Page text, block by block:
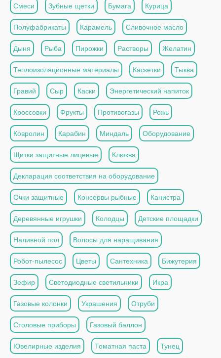
Смеси Зубные щетки Бумага Курица
Полуфабрикаты Карамель Сливочное масло
Дыня Рыба Пирожки Растворы Желатин
Теплоизоляционные материалы Каскетки Тыква
Гравий Сыр Каски Энергетический напиток
Кроссовки Фрукты Противогазы Рожь
Ковролин Карабин Миндаль Оборудование
Щитки защитные лицевые Клюква
Декларация соответствия на оборудование
Очки защитные Консервы рыбные Канистра
Деревянные игрушки Колодцы Детские площадки
Наливной пол Волосы для наращивания
Робот-пылесос Цветы Сантехника Бижутерия
Зефир Светодиодные светильники Икра
Газовые колонки Украшения Отруби
Столовые приборы Газовый баллон
Ювелирные изделия Томатная паста Тунец